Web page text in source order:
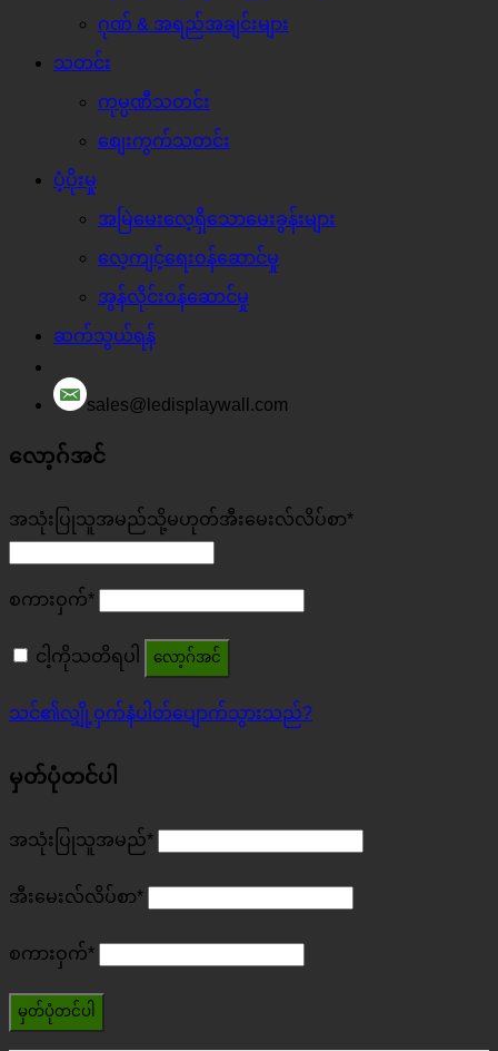
ဂုဏ် & အရည်အချင်းများ
သတင်း
ကုမ္ပဏီသတင်း
စျေးကွက်သတင်း
ပံ့ပိုးမှု
အမြဲမေးလေ့ရှိသောမေးခွန်းများ
လေ့ကျင့်ရေးဝန်ဆောင်မှု
အွန်လိုင်းဝန်ဆောင်မှု
ဆက်သွယ်ရန်
sales@ledisplaywall.com
လော့ဂ်အင်
အသုံးပြုသူအမည်သို့မဟုတ်အီးမေးလ်လိပ်စာ*
စကားဝှက်*
ငါ့ကိုသတိရပါ လော့ဂ်အင်
သင်၏လျှို့ဝှက်နံပါတ်ပျောက်သွားသည်?
မှတ်ပုံတင်ပါ
အသုံးပြုသူအမည်*
အီးမေးလ်လိပ်စာ*
စကားဝှက်*
မှတ်ပုံတင်ပါ